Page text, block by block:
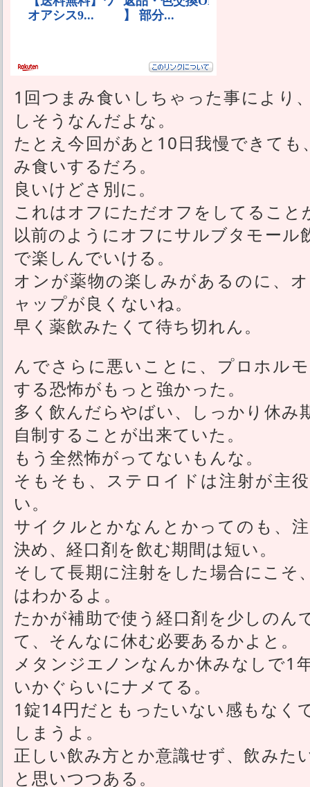
1回つまみ食いしちゃった事により
しそうなんだよな。
たとえ今回があと10日我慢できて
み食いするだろ。
良いけどさ別に。
これはオフにただオフをしてること
以前のようにオフにサルブタモール
で楽しんでいける。
オンが薬物の楽しみがあるのに、
ャップが良くないね。
早く薬飲みたくて待ち切れん。
んでさらに悪いことに、プロホル
する恐怖がもっと強かった。
多く飲んだらやばい、しっかり休み
自制することが出来ていた。
もう全然怖がってないもんな。
そもそも、ステロイドは注射が主
い。
サイクルとかなんとかってのも、
決め、経口剤を飲む期間は短い。
そして長期に注射をした場合にこそ
はわかるよ。
たかが補助で使う経口剤を少しのん
て、そんなに休む必要あるかよと。
メタンジエノンなんか休みなしで1
いかぐらいにナメてる。
1錠14円だともったいない感もなく
しまうよ。
正しい飲み方とか意識せず、飲みた
と思いつつある。